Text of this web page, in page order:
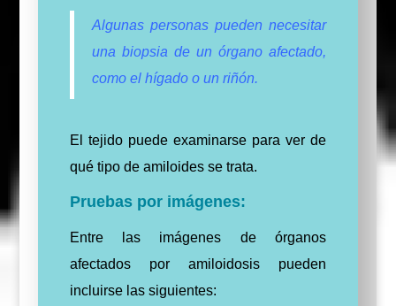
Algunas personas pueden necesitar
una biopsia de un órgano afectado,
como el hígado o un riñón.
El tejido puede examinarse para ver de
qué tipo de amiloides se trata.
Pruebas por imágenes:
Entre las imágenes de órganos
afectados por amiloidosis pueden
incluirse las siguientes: